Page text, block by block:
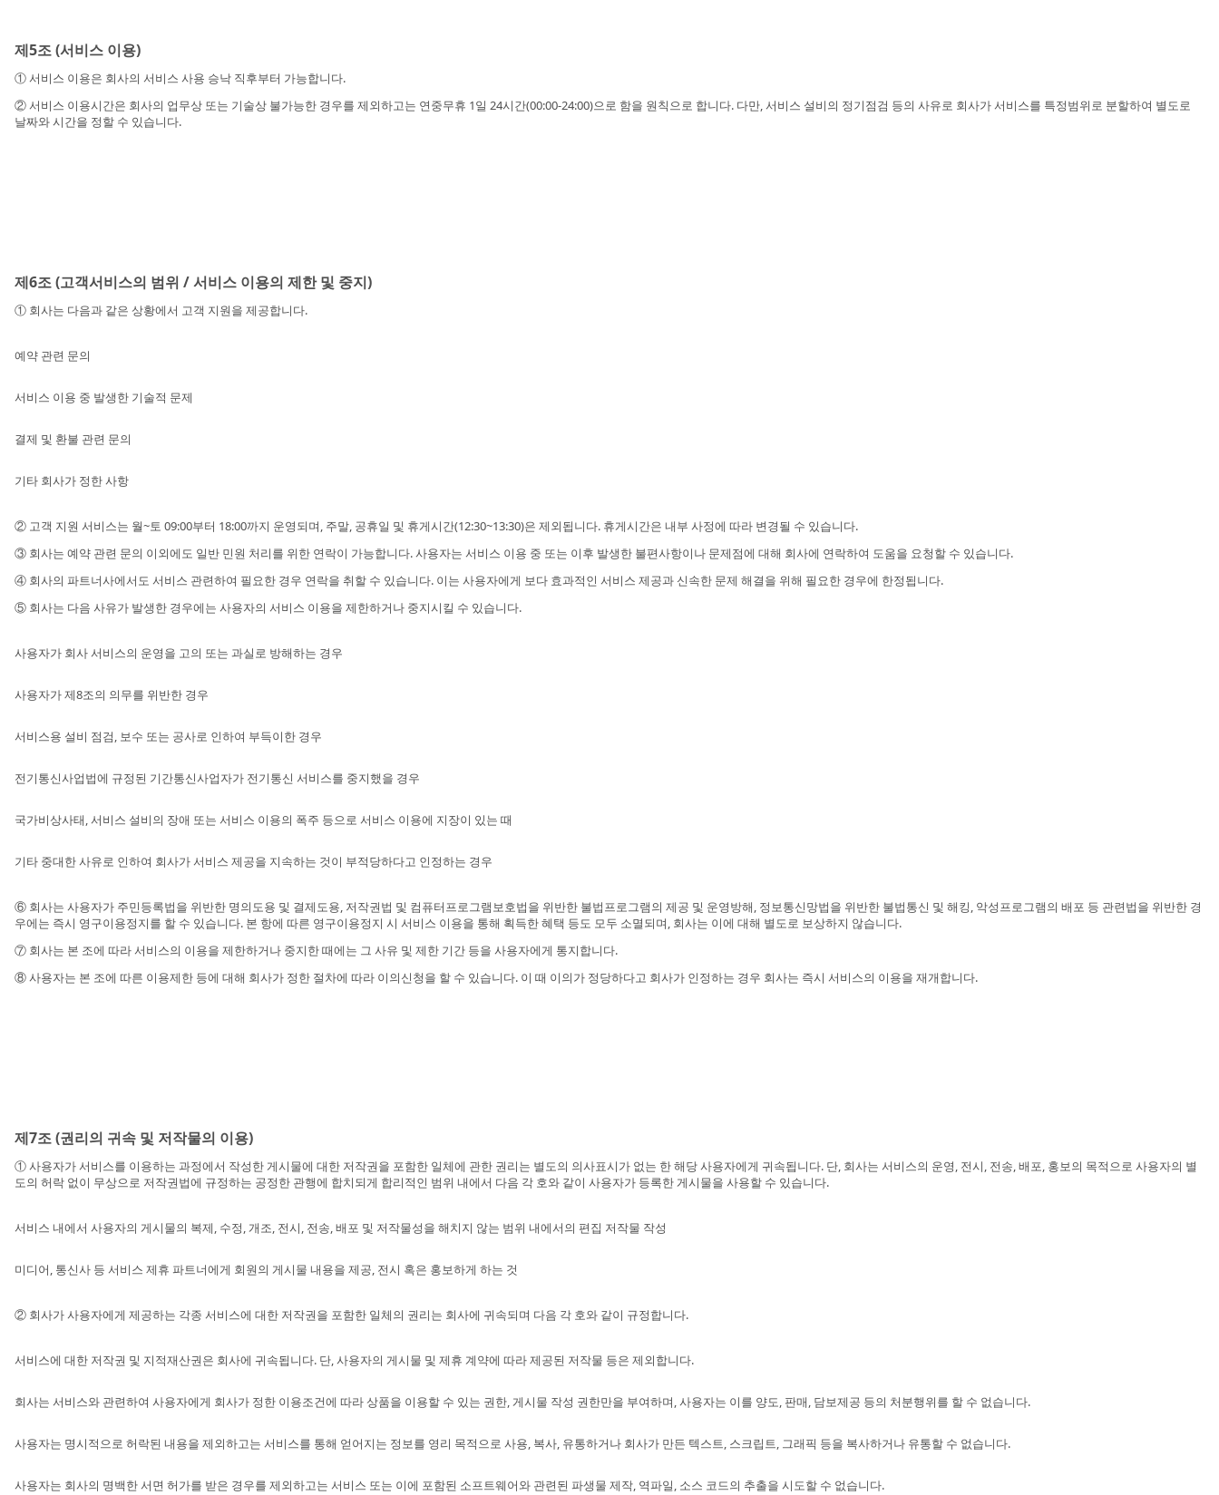
제5조 (서비스 이용)
① 서비스 이용은 회사의 서비스 사용 승낙 직후부터 가능합니다.
② 서비스 이용시간은 회사의 업무상 또는 기술상 불가능한 경우를 제외하고는 연중무휴 1일 24시간(00:00-24:00)으로 함을 원칙으로 합니다. 다만, 서비스 설비의 정기점검 등의 사유로 회사가 서비스를 특정범위로 분할하여 별도로
날짜와 시간을 정할 수 있습니다.
제6조 (고객서비스의 범위 / 서비스 이용의 제한 및 중지)
① 회사는 다음과 같은 상황에서 고객 지원을 제공합니다.
예약 관련 문의
서비스 이용 중 발생한 기술적 문제
결제 및 환불 관련 문의
기타 회사가 정한 사항
② 고객 지원 서비스는 월~토 09:00부터 18:00까지 운영되며, 주말, 공휴일 및 휴게시간(12:30~13:30)은 제외됩니다. 휴게시간은 내부 사정에 따라 변경될 수 있습니다.
③ 회사는 예약 관련 문의 이외에도 일반 민원 처리를 위한 연락이 가능합니다. 사용자는 서비스 이용 중 또는 이후 발생한 불편사항이나 문제점에 대해 회사에 연락하여 도움을 요청할 수 있습니다.
④ 회사의 파트너사에서도 서비스 관련하여 필요한 경우 연락을 취할 수 있습니다. 이는 사용자에게 보다 효과적인 서비스 제공과 신속한 문제 해결을 위해 필요한 경우에 한정됩니다.
⑤ 회사는 다음 사유가 발생한 경우에는 사용자의 서비스 이용을 제한하거나 중지시킬 수 있습니다.
사용자가 회사 서비스의 운영을 고의 또는 과실로 방해하는 경우
사용자가 제8조의 의무를 위반한 경우
서비스용 설비 점검, 보수 또는 공사로 인하여 부득이한 경우
전기통신사업법에 규정된 기간통신사업자가 전기통신 서비스를 중지했을 경우
국가비상사태, 서비스 설비의 장애 또는 서비스 이용의 폭주 등으로 서비스 이용에 지장이 있는 때
기타 중대한 사유로 인하여 회사가 서비스 제공을 지속하는 것이 부적당하다고 인정하는 경우
⑥ 회사는 사용자가 주민등록법을 위반한 명의도용 및 결제도용, 저작권법 및 컴퓨터프로그램보호법을 위반한 불법프로그램의 제공 및 운영방해, 정보통신망법을 위반한 불법통신 및 해킹, 악성프로그램의 배포 등 관련법을 위반한 경
우에는 즉시 영구이용정지를 할 수 있습니다. 본 항에 따른 영구이용정지 시 서비스 이용을 통해 획득한 혜택 등도 모두 소멸되며, 회사는 이에 대해 별도로 보상하지 않습니다.
⑦ 회사는 본 조에 따라 서비스의 이용을 제한하거나 중지한 때에는 그 사유 및 제한 기간 등을 사용자에게 통지합니다.
⑧ 사용자는 본 조에 따른 이용제한 등에 대해 회사가 정한 절차에 따라 이의신청을 할 수 있습니다. 이 때 이의가 정당하다고 회사가 인정하는 경우 회사는 즉시 서비스의 이용을 재개합니다.
제7조 (권리의 귀속 및 저작물의 이용)
① 사용자가 서비스를 이용하는 과정에서 작성한 게시물에 대한 저작권을 포함한 일체에 관한 권리는 별도의 의사표시가 없는 한 해당 사용자에게 귀속됩니다. 단, 회사는 서비스의 운영, 전시, 전송, 배포, 홍보의 목적으로 사용자의 별
도의 허락 없이 무상으로 저작권법에 규정하는 공정한 관행에 합치되게 합리적인 범위 내에서 다음 각 호와 같이 사용자가 등록한 게시물을 사용할 수 있습니다.
서비스 내에서 사용자의 게시물의 복제, 수정, 개조, 전시, 전송, 배포 및 저작물성을 해치지 않는 범위 내에서의 편집 저작물 작성
미디어, 통신사 등 서비스 제휴 파트너에게 회원의 게시물 내용을 제공, 전시 혹은 홍보하게 하는 것
② 회사가 사용자에게 제공하는 각종 서비스에 대한 저작권을 포함한 일체의 권리는 회사에 귀속되며 다음 각 호와 같이 규정합니다.
서비스에 대한 저작권 및 지적재산권은 회사에 귀속됩니다. 단, 사용자의 게시물 및 제휴 계약에 따라 제공된 저작물 등은 제외합니다.
회사는 서비스와 관련하여 사용자에게 회사가 정한 이용조건에 따라 상품을 이용할 수 있는 권한, 게시물 작성 권한만을 부여하며, 사용자는 이를 양도, 판매, 담보제공 등의 처분행위를 할 수 없습니다.
사용자는 명시적으로 허락된 내용을 제외하고는 서비스를 통해 얻어지는 정보를 영리 목적으로 사용, 복사, 유통하거나 회사가 만든 텍스트, 스크립트, 그래픽 등을 복사하거나 유통할 수 없습니다.
사용자는 회사의 명백한 서면 허가를 받은 경우를 제외하고는 서비스 또는 이에 포함된 소프트웨어와 관련된 파생물 제작, 역파일, 소스 코드의 추출을 시도할 수 없습니다.